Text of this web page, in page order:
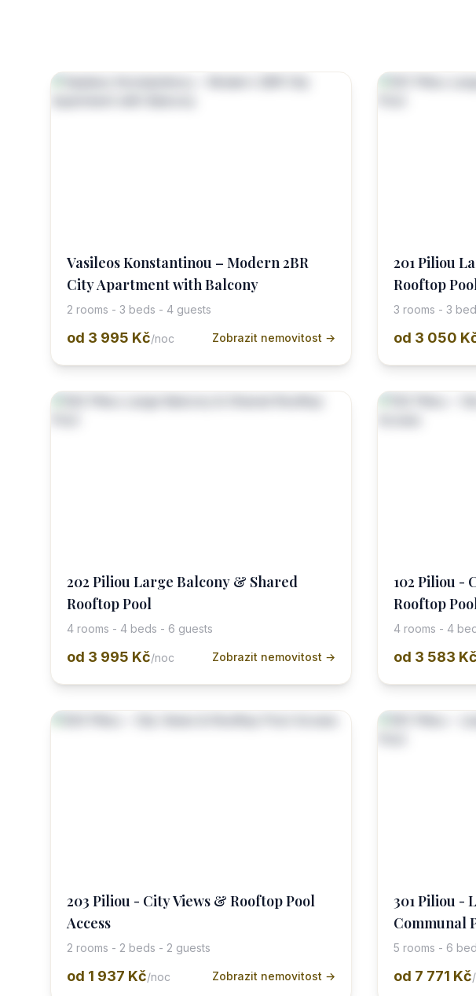
Vasileos Konstantinou – Modern 2BR
City Apartment with Balcony
2 rooms - 3 beds - 4 guests
od 3 995 Kč/noc Zobrazit nemovitost →
201 Piliou
Rooftop
3 rooms - 3
od 3 050
202 Piliou Large Balcony & Shared
Rooftop Pool
4 rooms - 4 beds - 6 guests
od 3 995 Kč/noc Zobrazit nemovitost →
102 Piliou -
Rooftop
4 rooms - 4
od 3 583 Kč
203 Piliou - City Views & Rooftop Pool
Access
2 rooms - 2 beds - 2 guests
od 1 937 Kč/noc Zobrazit nemovitost →
301 Piliou -
Communal
5 rooms - 6
od 7 771 Kč